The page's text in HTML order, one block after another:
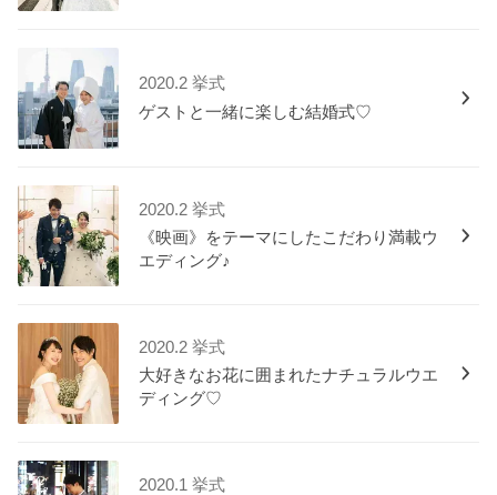
2020.2 挙式
ゲストと一緒に楽しむ結婚式♡
2020.2 挙式
《映画》をテーマにしたこだわり満載ウ
エディング♪
2020.2 挙式
大好きなお花に囲まれたナチュラルウエ
ディング♡
2020.1 挙式